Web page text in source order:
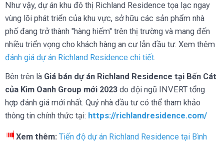
Như vậy, dự án khu đô thị Richland Residence tọa lạc ngay
vùng lõi phát triển của khu vực, sở hữu các sản phẩm nhà
phố đang trở thành "hàng hiếm" trên thị trường và mang đến
nhiều triển vọng cho khách hàng an cư lẫn đầu tư. Xem thêm
đánh giá dự án Richland Residence chi tiết.
Bên trên là Giá bán dự án Richland Residence tại Bến Cát
của Kim Oanh Group mới 2023 do đội ngũ INVERT tổng
hợp đánh giá mới nhất. Quý nhà đầu tư có thể tham khảo
thông tin chính thức tại: https://richlandresidence.com/
Xem thêm: Tiến độ dự án Richland Residence tại Bình